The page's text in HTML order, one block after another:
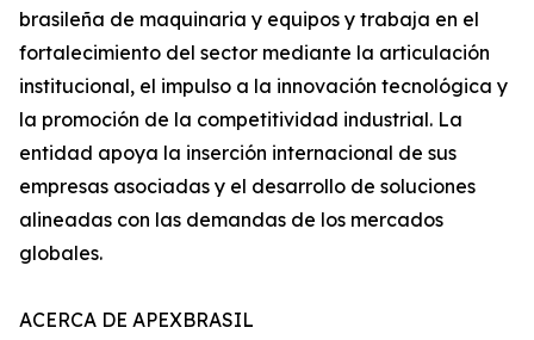
brasileña de maquinaria y equipos y trabaja en el
fortalecimiento del sector mediante la articulación
institucional, el impulso a la innovación tecnológica y
la promoción de la competitividad industrial. La
entidad apoya la inserción internacional de sus
empresas asociadas y el desarrollo de soluciones
alineadas con las demandas de los mercados
globales.
ACERCA DE APEXBRASIL